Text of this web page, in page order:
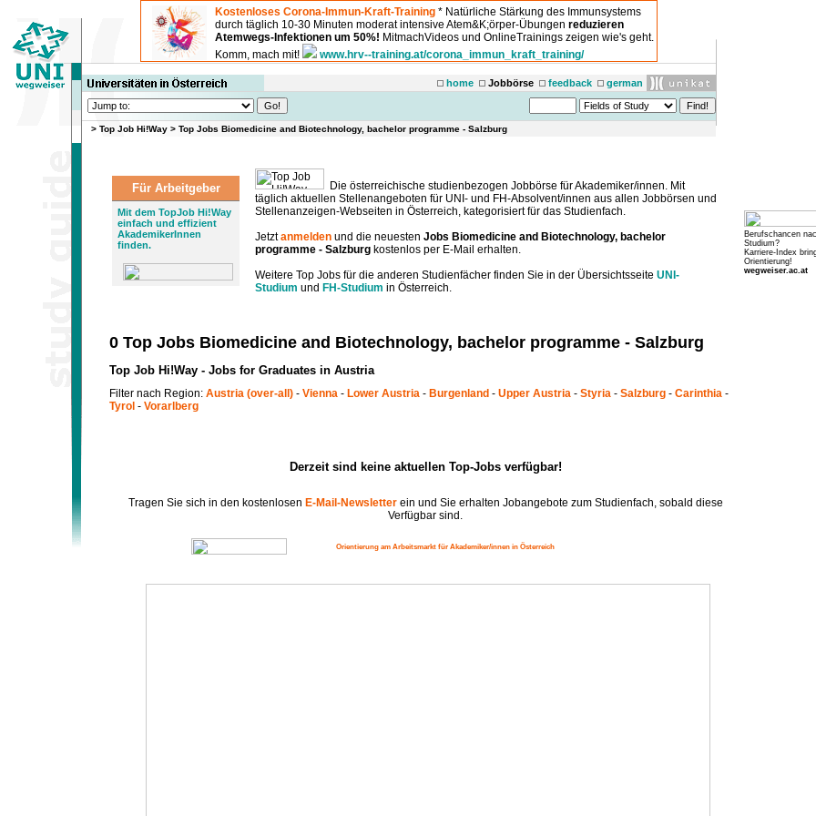
Kostenloses Corona-Immun-Kraft-Training * Natürliche Stärkung des Immunsystems
durch täglich 10-30 Minuten moderat intensive Atem&K;örper-Übungen reduzieren
Atemwegs-Infektionen um 50%! MitmachVideos und OnlineTrainings zeigen wie's geht.
Komm, mach mit!
www.hrv--training.at/corona_immun_kraft_training/
home Jobbörse feedback german
> Top Job Hi!Way > Top Jobs Biomedicine and Biotechnology, bachelor programme - Salzburg
Für Arbeitgeber
Mit dem TopJob Hi!Way
einfach und effizient
AkademikerInnen
finden.
Die österreichische studienbezogen Jobbörse für Akademiker/innen. Mit
täglich aktuellen Stellenangeboten für UNI- und FH-Absolvent/innen aus allen Jobbörsen und
Stellenanzeigen-Webseiten in Österreich, kategorisiert für das Studienfach.
Jetztanmelden und die neuesten Jobs Biomedicine and Biotechnology, bachelor
programme - Salzburg kostenlos per E-Mail erhalten.
Weitere Top Jobs für die anderen Studienfächer finden Sie in der Übersichtsseite UNI-
Studium und FH-Studium in Österreich.
0 Top Jobs Biomedicine and Biotechnology, bachelor programme - Salzburg
Top Job Hi!Way - Jobs for Graduates in Austria
Filter nach Region: Austria (over-all) - Vienna - Lower Austria - Burgenland - Upper Austria - Styria - Salzburg - Carinthia -
Tyrol - Vorarlberg
Derzeit sind keine aktuellen Top-Jobs verfügbar!
Tragen Sie sich in den kostenlosen E-Mail-Newsletterein und Sie erhalten Jobangebote zum Studienfach, sobald diese
Verfügbar sind.
Orientierung am Arbeitsmarkt für Akademiker/innen in Österreich
Berufschancen
Studium?
Karriere-Index
Orientierung!
wegweiser.ac.at